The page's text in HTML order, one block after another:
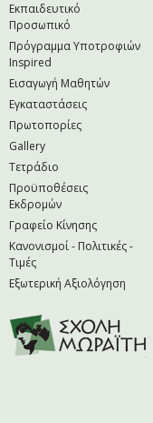
Εκπαιδευτικό
Προσωπικό
Πρόγραμμα Υποτροφιών
Inspired
Εισαγωγή Μαθητών
Εγκαταστάσεις
Πρωτοπορίες
Gallery
Τετράδιο
Προϋποθέσεις
Εκδρομών
Γραφείο Κίνησης
Κανονισμοί - Πολιτικές -
Τιμές
Εξωτερική Αξιολόγηση